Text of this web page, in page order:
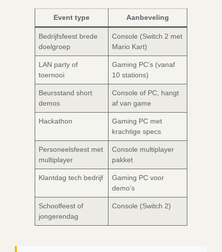
Event type Aanbeveling
Bedrijfsfeest brede
doelgroep
Console (Switch 2 met
Mario Kart)
LAN party of
toernooi
Gaming PC’s (vanaf
10 stations)
Beursstand short
demos
Console of PC, hangt
af van game
Hackathon
Gaming PC met
krachtige specs
Personeelsfeest met
multiplayer
Console multiplayer
pakket
Klantdag tech bedrijf
Gaming PC voor
demo’s
Schoolfeest of
jongerendag
Console (Switch 2)